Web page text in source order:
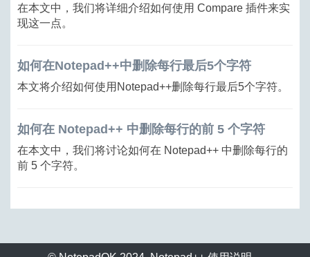
在本文中，我们将详细介绍如何使用 Compare 插件来实
现这一点。
如何在Notepad++中删除每行最后5个字符
本文将介绍如何使用Notepad++删除每行最后5个字符。
如何在 Notepad++ 中删除每行的前 5 个字符
在本文中，我们将讨论如何在 Notepad++ 中删除每行的
前 5 个字符。